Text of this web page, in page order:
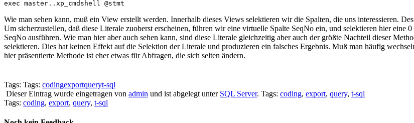
Wie man sehen kann, muß ein View erstellt werden. Innerhalb dieses Views selektieren wir die Spalten, die uns interessieren.
Um sicherzustellen, daß diese Literale zuoberst erscheinen, führen wir eine virtuelle Spalte SeqNo ein, und selektieren hier
SeqNo ausführen. Wie man hier aber auch sehen kann, sind diese Literale gleichzeitig aber auch der größte Nachteil dieser
selektieren. Dies hat keinen Effekt auf die Selektion der Literale und produzieren ein falsches Ergebnis. Muß man häufig
hier präsentierte Methode ist eher etwas für Abfragen, die sich selten ändern.
Tags: Tags: codingexportqueryt-sql
Dieser Eintrag wurde eingetragen von admin und ist abgelegt unter SQL Server. Tags: coding, export, query, t-sql
Tags: coding, export, query, t-sql